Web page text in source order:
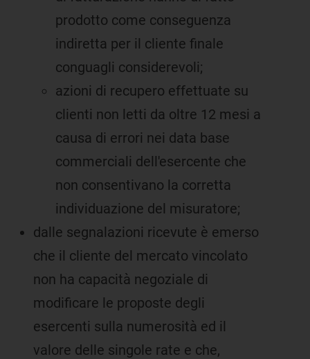
prodotto come conseguenza
indiretta per il cliente finale
conguagli considerevoli;
azioni di recupero effettuate su
clienti non letti da oltre 12 mesi a
causa di errori nei data base
commerciali dell'esercente che
non consentivano la corretta
individuazione del misuratore;
dalle segnalazioni ricevute è emerso
che il cliente del mercato vincolato
non ha capacità negoziale di
modificare le proposte degli
esercenti sulla numerosità ed il
valore delle singole rate e che,